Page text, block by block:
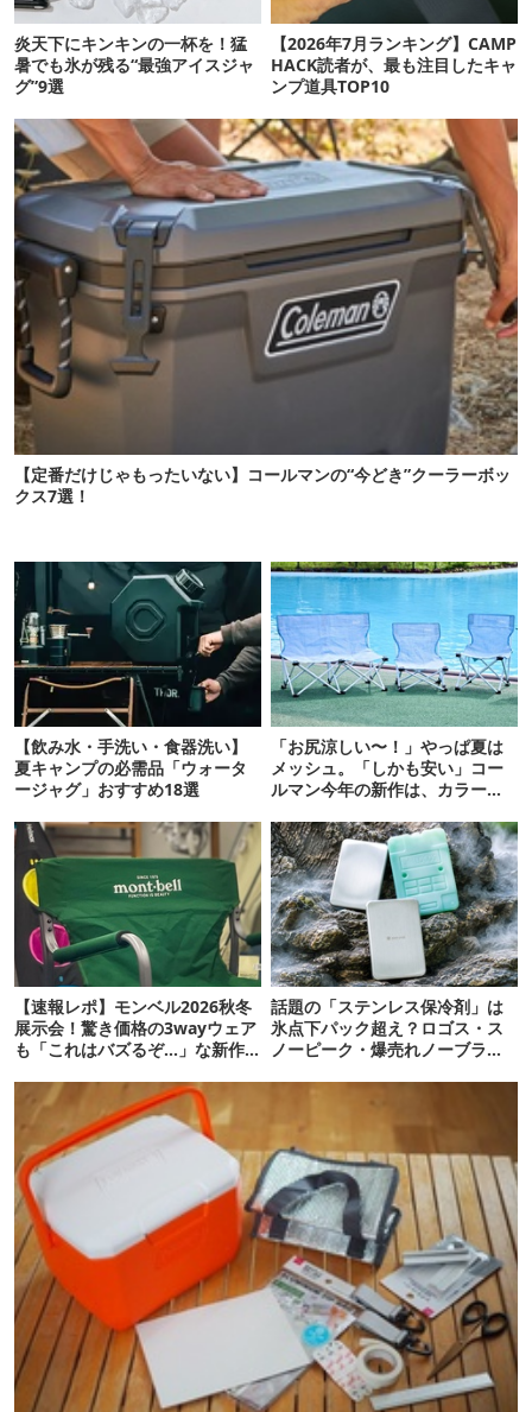
炎天下にキンキンの一杯を！猛
暑でも氷が残る“最強アイスジャ
グ”9選
【2026年7月ランキング】CAMP
HACK読者が、最も注目したキャ
ンプ道具TOP10
【定番だけじゃもったいない】コールマンの“今どき”クーラーボッ
クス7選！
【飲み水・手洗い・食器洗い】
夏キャンプの必需品「ウォータ
ージャグ」おすすめ18選
「お尻涼しい〜！」やっぱ夏は
メッシュ。「しかも安い」コー
ルマン今年の新作は、カラーも
【速報レポ】モンベル2026秋冬
展示会！驚き価格の3wayウェア
も「これはバズるぞ…」な新作
話題の「ステンレス保冷剤」は
氷点下パック超え？ロゴス・ス
ノーピーク・爆売れノーブラン